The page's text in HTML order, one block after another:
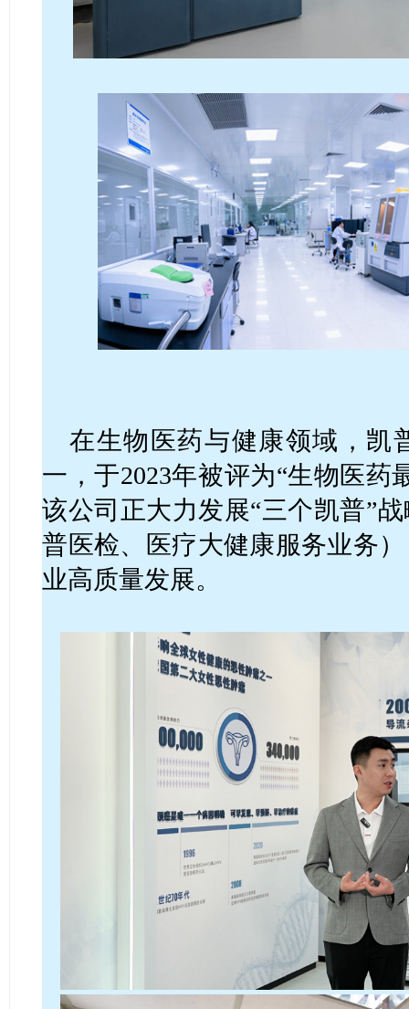
在生物医药与健康领域，凯
一，于2023年被评为“生物医药
该公司正大力发展“三个凯普”
普医检、医疗大健康服务业务
业高质量发展。